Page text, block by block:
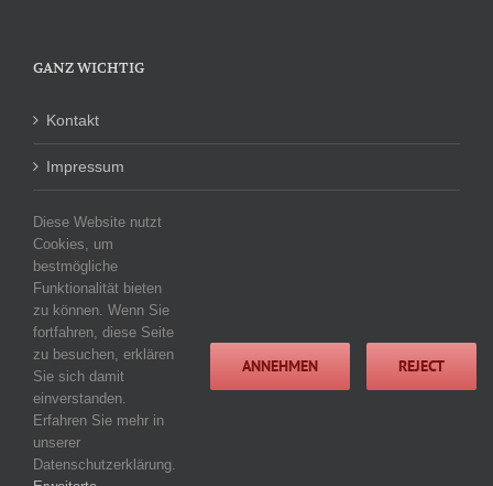
GANZ WICHTIG
Kontakt
Impressum
Datenschutzerklärung
KATEGORIEN
Keine Kategorien
Diese Website nutzt
Cookies, um
bestmögliche
Funktionalität bieten
zu können. Wenn Sie
fortfahren, diese Seite
zu besuchen, erklären
Sie sich damit
einverstanden.
Erfahren Sie mehr in
unserer
Datenschutzerklärung.
ANNEHMEN REJECT